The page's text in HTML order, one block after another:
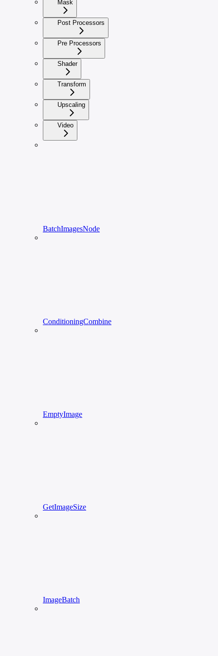
Mask
Post Processors
Pre Processors
Shader
Transform
Upscaling
Video
BatchImagesNode
ConditioningCombine
EmptyImage
GetImageSize
ImageBatch